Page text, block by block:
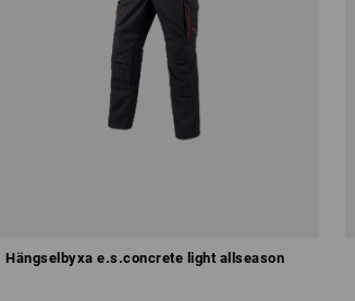
Hängselbyxa e.s.concrete light allseason